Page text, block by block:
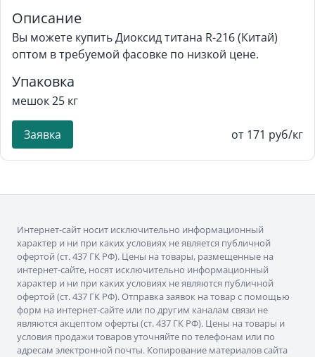
Описание
Вы можете купить Диоксид титана R-216 (Китай)
оптом в требуемой фасовке по низкой цене.
Упаковка
мешок 25 кг
Заявка от 171 руб/кг
Интернет-сайт носит исключительно информационный
характер и ни при каких условиях не является публичной
офертой (ст. 437 ГК РФ). Цены на товары, размещенные на
интернет-сайте, носят исключительно информационный
характер и ни при каких условиях не являются публичной
офертой (ст. 437 ГК РФ). Отправка заявок на товар с помощью
форм на интернет-сайте или по другим каналам связи не
являются акцептом оферты (ст. 437 ГК РФ). Цены на товары и
условия продажи товаров уточняйте по телефонам или по
адресам электронной почты. Копирование материалов сайта